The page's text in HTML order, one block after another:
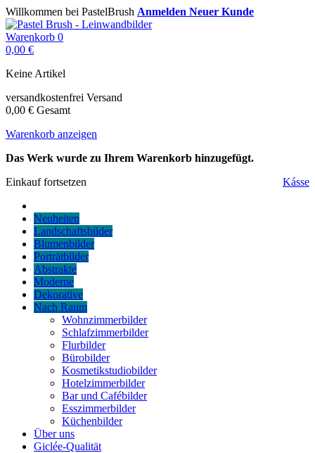
Willkommen bei PastelBrush Anmelden Neuer Kunde
Warenkorb 0
0,00 €
Keine Artikel
versandkostenfrei Versand
0,00 € Gesamt
Warenkorb anzeigen
Das Werk wurde zu Ihrem Warenkorb hinzugefügt.
Einkauf fortsetzen
Kásse
Neuheiten
Landschaftsbilder
Blumenbilder
Porträtbilder
Abstrakte
Moderne
Dekorative
Nach Raum
Wohnzimmerbilder
Schlafzimmerbilder
Flurbilder
Bürobilder
Kosmetikstudiobilder
Hotelzimmerbilder
Bar und Cafébilder
Esszimmerbilder
Küchenbilder
Über uns
Giclée-Qualität